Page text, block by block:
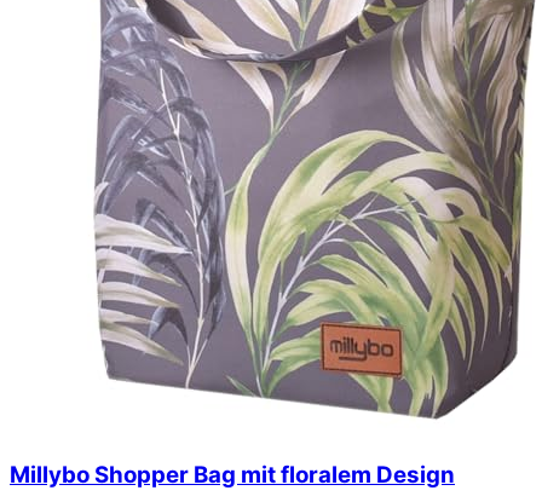
Millybo Shopper Bag mit floralem Design